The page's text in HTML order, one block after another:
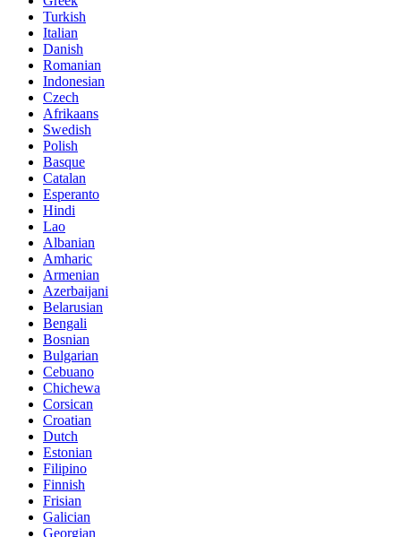
Turkish
Italian
Danish
Romanian
Indonesian
Czech
Afrikaans
Swedish
Polish
Basque
Catalan
Esperanto
Hindi
Lao
Albanian
Amharic
Armenian
Azerbaijani
Belarusian
Bengali
Bosnian
Bulgarian
Cebuano
Chichewa
Corsican
Croatian
Dutch
Estonian
Filipino
Finnish
Frisian
Galician
Georgian